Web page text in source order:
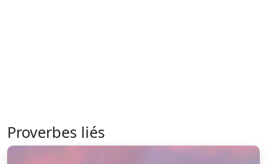
Proverbes liés